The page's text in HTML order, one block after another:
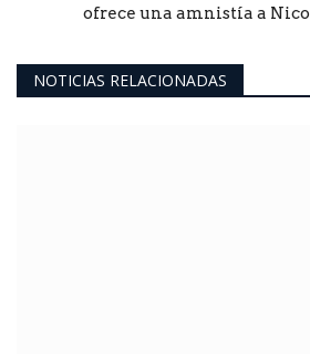
ofrece una amnistía a
NOTICIAS RELACIONADAS